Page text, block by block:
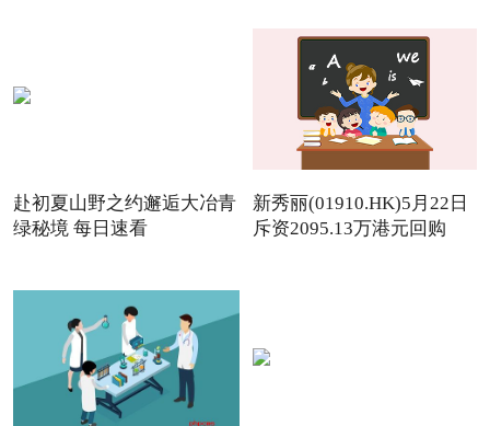
赴初夏山野之约邂逅大冶青
绿秘境 每日速看
新秀丽(01910.HK)5月22日
斥资2095.13万港元回购